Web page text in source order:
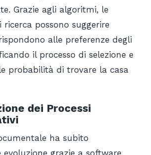
Grazie agli algoritmi, le
possono suggerire
alle preferenze degli
il processo di selezione e
probabilità di trovare la casa
dei Processi
ha subito
grazie a software